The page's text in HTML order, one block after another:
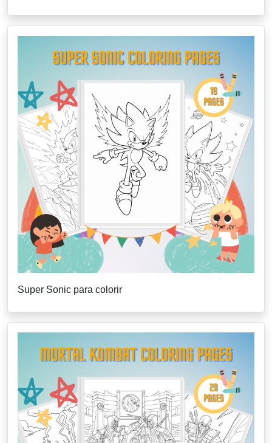
Super Sonic para colorir